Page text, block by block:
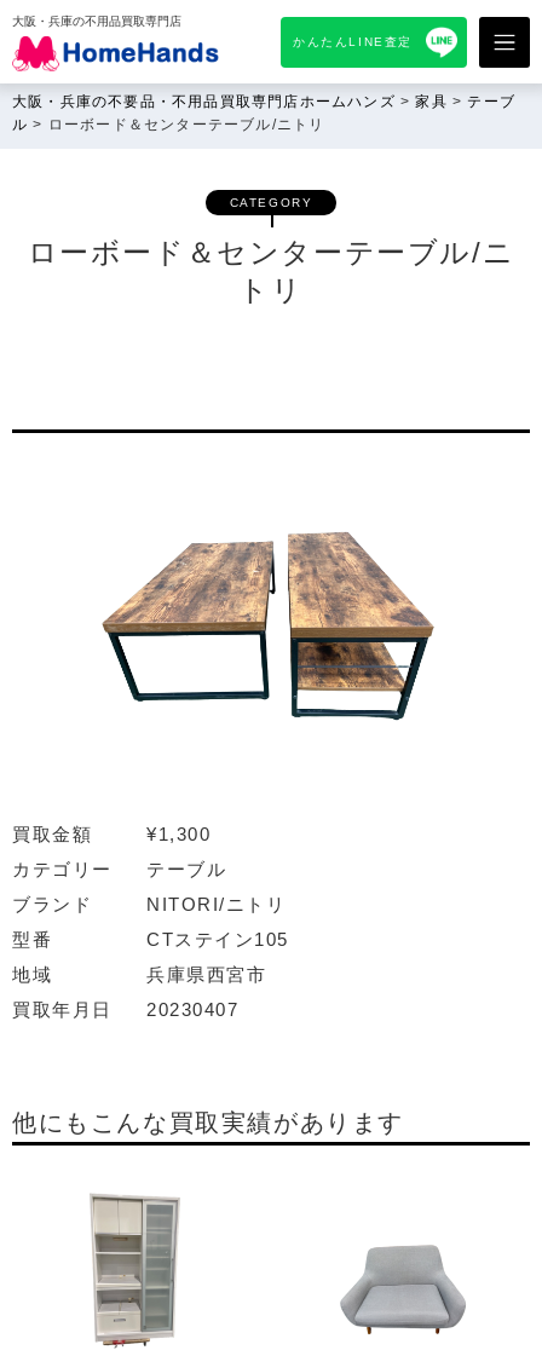
大阪・兵庫の不用品買取専門店
かんたんLINE査定
大阪・兵庫の不要品・不用品買取専門店ホームハンズ >家具 >テーブ
ル > ローボード＆センターテーブル/ニトリ
CATEGORY
ローボード＆センターテーブル/ニ
トリ
買取金額
¥1,300
カテゴリー
テーブル
ブランド
NITORI/ニトリ
型番
CTステイン105
地域
兵庫県西宮市
買取年月日
20230407
他にもこんな買取実績があります